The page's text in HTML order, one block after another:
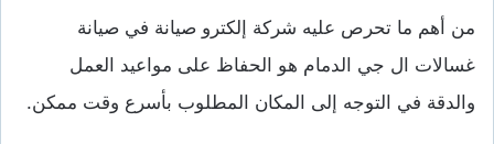
من أهم ما تحرص عليه شركة إلكترو صيانة في صيانة
غسالات ال جي الدمام هو الحفاظ على مواعيد العمل
والدقة في التوجه إلى المكان المطلوب بأسرع وقت ممكن.